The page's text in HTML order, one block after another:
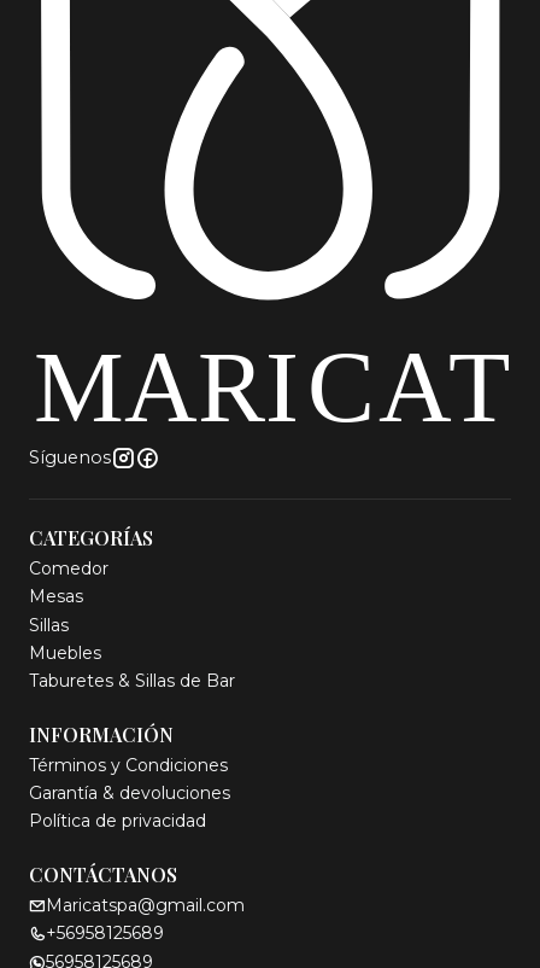
Síguenos
CATEGORÍAS
Comedor
Mesas
Sillas
Muebles
Taburetes & Sillas de Bar
INFORMACIÓN
Términos y Condiciones
Garantía & devoluciones
Política de privacidad
CONTÁCTANOS
Maricatspa@gmail.com
+56958125689
56958125689